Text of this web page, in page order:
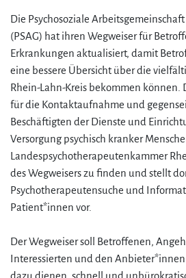
Die Psychosoziale
(PSAG) hat ihren Wegweiser für
Erkrankungen aktualisiert, damit
eine bessere Übersicht über die
Rhein-Lahn-Kreis bekommen können.
für die Kontaktaufnahme und
Beschäftigten der Dienste und
Versorgung psychisch kranker
Landespsychotherapeutenkammer
des Wegweisers zu finden und stellt
Psychotherapeutensuche und
Patient*innen vor.
Der Wegweiser soll Betroffenen,
Interessierten und den